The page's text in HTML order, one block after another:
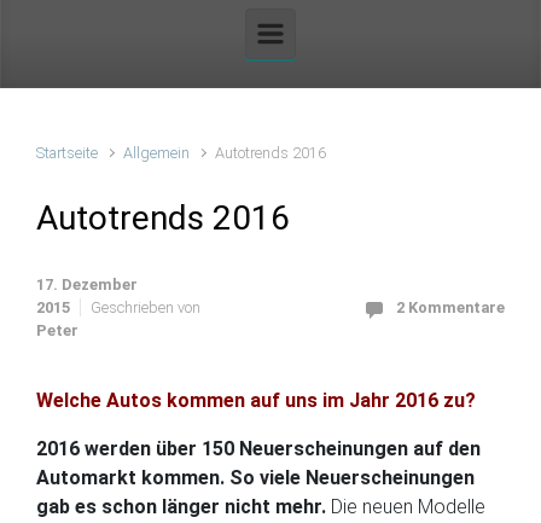
Startseite Allgemein Autotrends 2016
Autotrends 2016
17. Dezember
2015
Geschrieben von
Peter
2 Kommentare
Welche Autos kommen auf uns im Jahr 2016 zu?
2016 werden über 150 Neuerscheinungen auf den
Automarkt kommen. So viele Neuerscheinungen
gab es schon länger nicht mehr. Die neuen Modelle